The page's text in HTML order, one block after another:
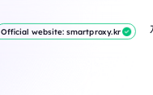
Official website: smartproxy.kr